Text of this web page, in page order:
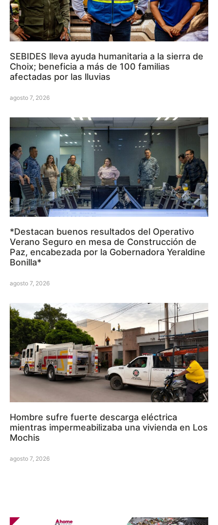
SEBIDES lleva ayuda humanitaria a la sierra de
Choix; beneficia a más de 100 familias
afectadas por las lluvias
agosto 7, 2026
*Destacan buenos resultados del Operativo
Verano Seguro en mesa de Construcción de
Paz, encabezada por la Gobernadora Yeraldine
Bonilla*
agosto 7, 2026
Hombre sufre fuerte descarga eléctrica
mientras impermeabilizaba una vivienda en Los
Mochis
agosto 7, 2026